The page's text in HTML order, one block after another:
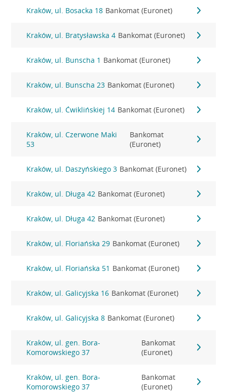
Kraków, ul. Bosacka 18 Bankomat (Euronet)
Kraków, ul. Bratysławska 4 Bankomat (Euronet)
Kraków, ul. Bunscha 1 Bankomat (Euronet)
Kraków, ul. Bunscha 23 Bankomat (Euronet)
Kraków, ul. Ćwiklińskiej 14 Bankomat (Euronet)
Kraków, ul. Czerwone Maki
53
Bankomat
(Euronet)
Kraków, ul. Daszyńskiego 3 Bankomat (Euronet)
Kraków, ul. Długa 42 Bankomat (Euronet)
Kraków, ul. Długa 42 Bankomat (Euronet)
Kraków, ul. Floriańska 29 Bankomat (Euronet)
Kraków, ul. Floriańska 51 Bankomat (Euronet)
Kraków, ul. Galicyjska 16 Bankomat (Euronet)
Kraków, ul. Galicyjska 8 Bankomat (Euronet)
Kraków, ul. gen. Bora-
Komorowskiego 37
Bankomat
(Euronet)
Kraków, ul. gen. Bora-
Komorowskiego 37
Bankomat
(Euronet)